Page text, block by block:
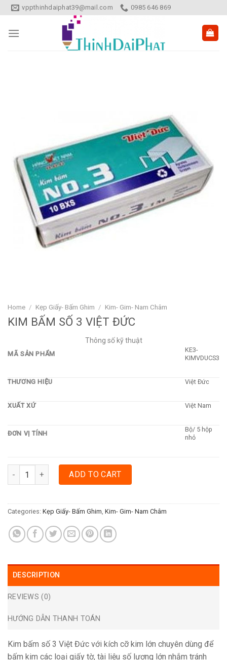
Skip
to
content
vppthinhdaiphat39@mail.com 0985 646 869
Home / Kẹp Giấy- Bấm Ghim / Kim- Gim- Nam Châm
KIM BẤM SỐ 3 VIỆT ĐỨC
Thông số kỹ thuật
MÃ SẢN PHẨM
KE3-
KIMVDUCS3
THƯƠNG HIỆU Việt Đức
XUẤT XỨ Việt Nam
ĐƠN VỊ TÍNH
Bộ/ 5 hộp
nhỏ
KIM BẤM SỐ 3 VIỆT ĐỨC quantity
ADD TO CART
Categories: Kẹp Giấy- Bấm Ghim Kim- Gim- Nam Châm
DESCRIPTION
REVIEWS (0)
HƯỚNG DẪN THANH TOÁN
Kim bấm số 3 Việt Đức với kích cỡ kim lớn chuyên dùng để
bấm kim các loại giấy tờ, tài liệu số lượng lớn nhắm tránh